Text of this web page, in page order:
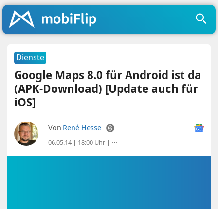
Dienste
Google Maps 8.0 für Android ist da
(APK-Download) [Update auch für
iOS]
Von René Hesse
06.05.14 | 18:00 Uhr | ⋯